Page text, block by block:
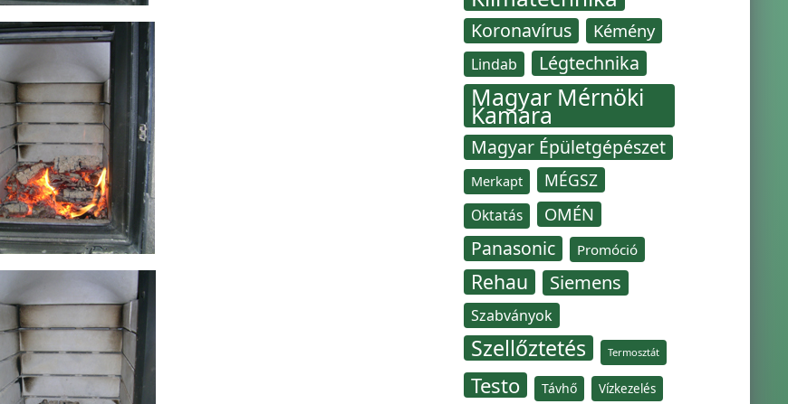
Koronavírus Kémény
Lindab Légtechnika
Magyar Mérnöki
Kamara
Magyar Épületgépészet
Merkapt MÉGSZ
Oktatás OMÉN
Panasonic Promóció
Rehau Siemens
Szabványok
Szellőztetés Termosztát
Testo Távhő Vízkezelés